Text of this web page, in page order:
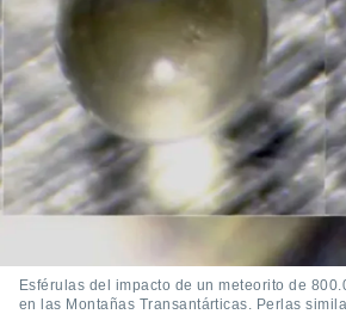
Esférulas del impacto de un meteorito de
en las Montañas Transantárticas. Perlas